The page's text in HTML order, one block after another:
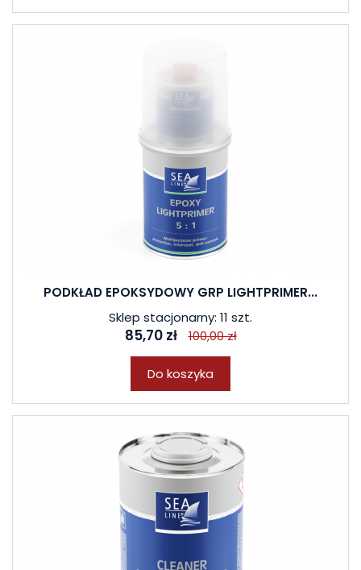
PODKŁAD EPOKSYDOWY GRP LIGHTPRIMER...
Sklep stacjonarny: 11 szt.
85,70 zł 100,00 zł
Do koszyka